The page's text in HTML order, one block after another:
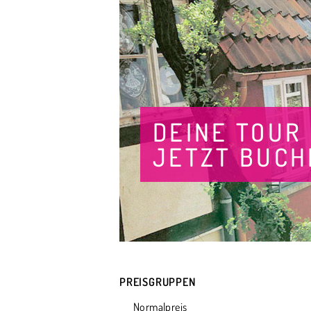
DEINE TOUR
JETZT
PREISGRUPPEN
Normalpreis